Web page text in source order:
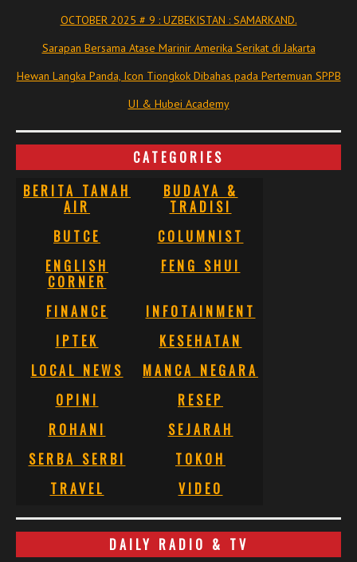
OCTOBER 2025 # 9 : UZBEKISTAN : SAMARKAND.
Sarapan Bersama Atase Marinir Amerika Serikat di Jakarta
Hewan Langka Panda, Icon Tiongkok Dibahas pada Pertemuan SPPB
UI & Hubei Academy
CATEGORIES
BERITA TANAH
AIR
BUDAYA &
TRADISI
BUTCE
COLUMNIST
ENGLISH
CORNER
FENG SHUI
FINANCE
INFOTAINMENT
IPTEK
KESEHATAN
LOCAL NEWS
MANCA NEGARA
OPINI
RESEP
ROHANI
SEJARAH
SERBA SERBI
TOKOH
TRAVEL
VIDEO
DAILY RADIO & TV